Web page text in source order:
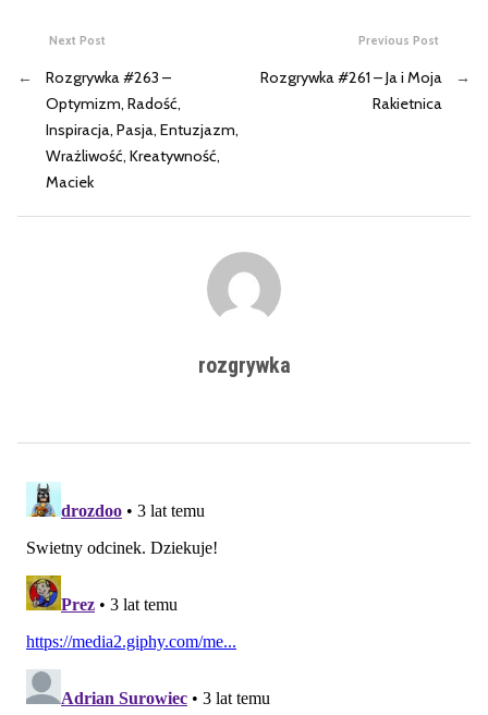
Previous Post
Rozgrywka #261 – Ja i Moja
Rakietnica
→
Next Post
←
Rozgrywka #263 –
Optymizm, Radość,
Inspiracja, Pasja, Entuzjazm,
Wrażliwość, Kreatywność,
Maciek
rozgrywka